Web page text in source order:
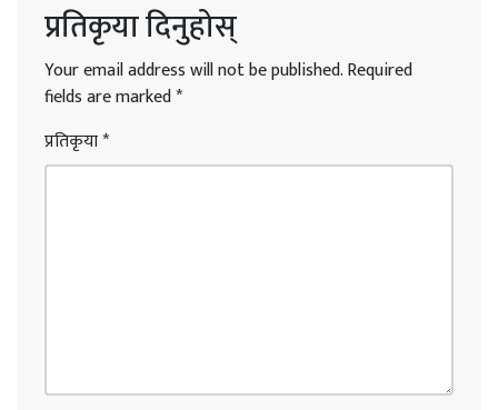
प्रतिकृया दिनुहोस्
Your email address will not be published.Required
fields are marked*
प्रतिकृया*